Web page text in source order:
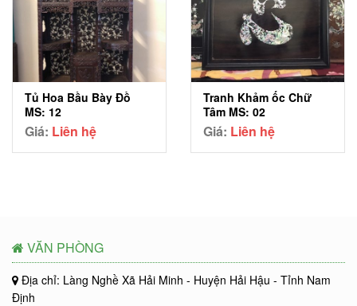
Tủ Hoa Bầu Bày Đồ
MS: 12
Giá: Liên hệ
Tranh Khảm ốc Chữ
Tâm MS: 02
Giá: Liên hệ
VĂN PHÒNG
Địa chỉ: Làng Nghề Xã Hải Minh - Huyện Hải Hậu - Tỉnh Nam
Định